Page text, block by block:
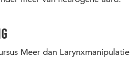
Meer dan Larynxmanipulatie